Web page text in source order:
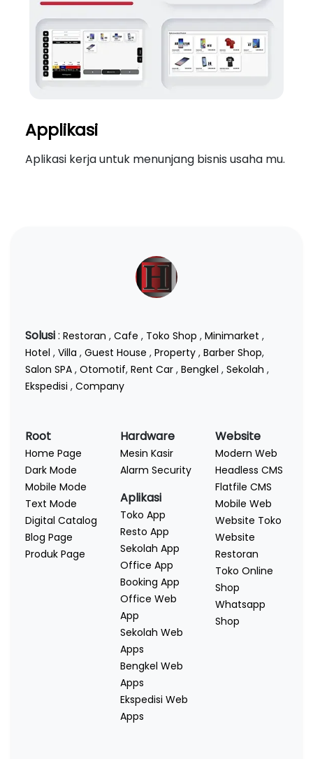
Applikasi
Aplikasi kerja untuk menunjang bisnis usaha mu.
Solusi: Restoran , Cafe , Toko Shop , Minimarket ,
Hotel , Villa , Guest House , Property , Barber Shop,
Salon SPA , Otomotif, Rent Car , Bengkel , Sekolah ,
Ekspedisi , Company
Root
Home Page
Dark Mode
Mobile Mode
Text Mode
Digital Catalog
Blog Page
Produk Page
Hardware
Mesin Kasir
Alarm Security
Aplikasi
Toko App
Resto App
Sekolah App
Office App
Booking App
Office Web
App
Sekolah Web
Apps
Bengkel Web
Apps
Ekspedisi Web
Apps
Website
Modern Web
Headless CMS
Flatfile CMS
Mobile Web
Website Toko
Website
Restoran
Toko Online
Shop
Whatsapp
Shop